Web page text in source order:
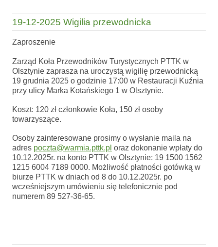
19-12-2025 Wigilia przewodnicka
Zaproszenie
Zarząd Koła Przewodników Turystycznych PTTK w
Olsztynie zaprasza na uroczystą wigilię przewodnicką
19 grudnia 2025 o godzinie 17:00 w Restauracji Kuźnia
przy ulicy Marka Kotańskiego 1 w Olsztynie.
Koszt: 120 zł członkowie Koła, 150 zł osoby
towarzyszące.
Osoby zainteresowane prosimy o wysłanie maila na
adres poczta@warmia.pttk.pl oraz dokonanie wpłaty do
10.12.2025r. na konto PTTK w Olsztynie: 19 1500 1562
1215 6004 7189 0000. Możliwość płatności gotówką w
biurze PTTK w dniach od 8 do 10.12.2025r. po
wcześniejszym umówieniu się telefonicznie pod
numerem 89 527-36-65.